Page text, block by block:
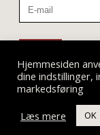
Hjemmesiden
dine indstillinger,
markedsføring
Læs mere
OK